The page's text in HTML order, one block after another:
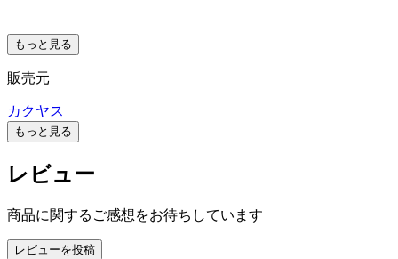
もっと見る
販売元
カクヤス
もっと見る
レビュー
商品に関するご感想をお待ちしています
レビューを投稿